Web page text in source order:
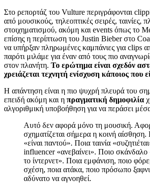
Στο ρεπορτάζ του Vulture περιγράφονται
από μουσικούς, τηλεοπτικές σειρές, ταινίες,
στοιχηματισμού, ακόμη και events όπως το
επίσης η περίπτωση του Justin Bieber στο
να υπήρξαν πληρωμένες καμπάνιες για clips
παρότι μιλάμε για έναν από τους πιο
στον πλανήτη. Το ερώτημα είναι σχεδόν
χρειάζεται τεχνητή ενίσχυση κάποιος που
Η απάντηση είναι η πιο ψυχρή πλευρά του
επειδή ακόμη και η πραγματική δημοφιλία
αλγοριθμική υποβοήθηση για να περάσει
Αυτό δεν αφορά μόνο τη μουσική.
σχηματίζεται σήμερα η κοινή αίσθηση.
«είναι παντού». Ποια ταινία
influencer «ανεβαίνει». Ποιο σκάνδαλο
το ίντερνετ». Ποια εμφάνιση, ποιο
σχέση, ποια ατάκα, ποιο πρόσωπο
αδύνατο να αγνοηθεί.